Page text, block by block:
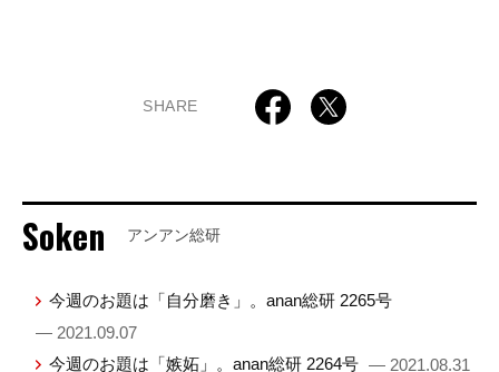
SHARE
Soken アンアン総研
今週のお題は「自分磨き」。anan総研 2265号
— 2021.09.07
今週のお題は「嫉妬」。anan総研 2264号 — 2021.08.31